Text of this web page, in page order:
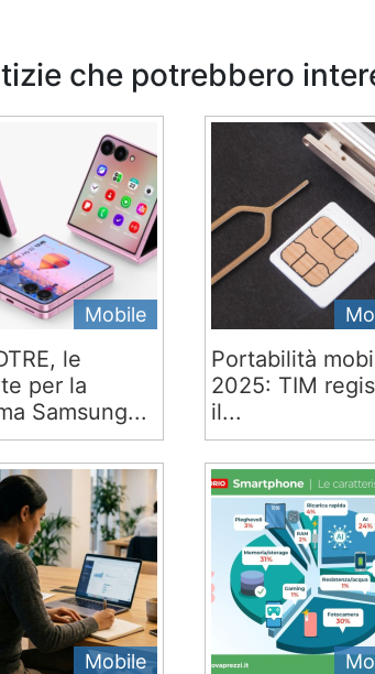
che potrebbero
Mobile
le
per la
Samsung...
Portabilità
2025: TIM
il...
Mobile